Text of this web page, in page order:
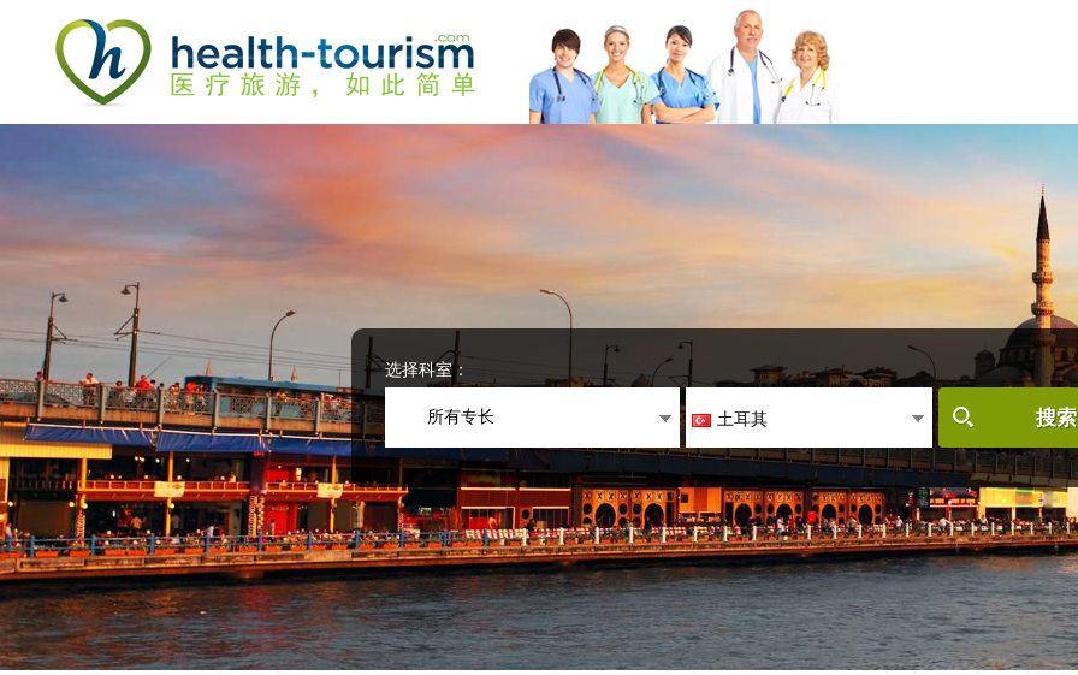
F11
website
to
people
with
visual
disabilities
who
are
using
a
screen
reader;
Press
Control-
选择科室：
所有专长 土耳其 搜